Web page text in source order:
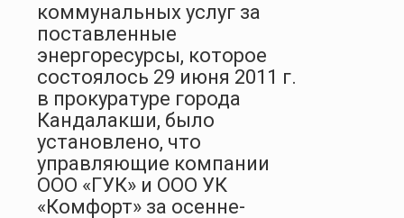
коммунальных услуг за
поставленные
энергоресурсы, которое
состоялось 29 июня 2011 г.
в прокуратуре города
Кандалакши, было
установлено, что
управляющие компании
ООО «ГУК» и ООО УК
«Комфорт» за осенне-